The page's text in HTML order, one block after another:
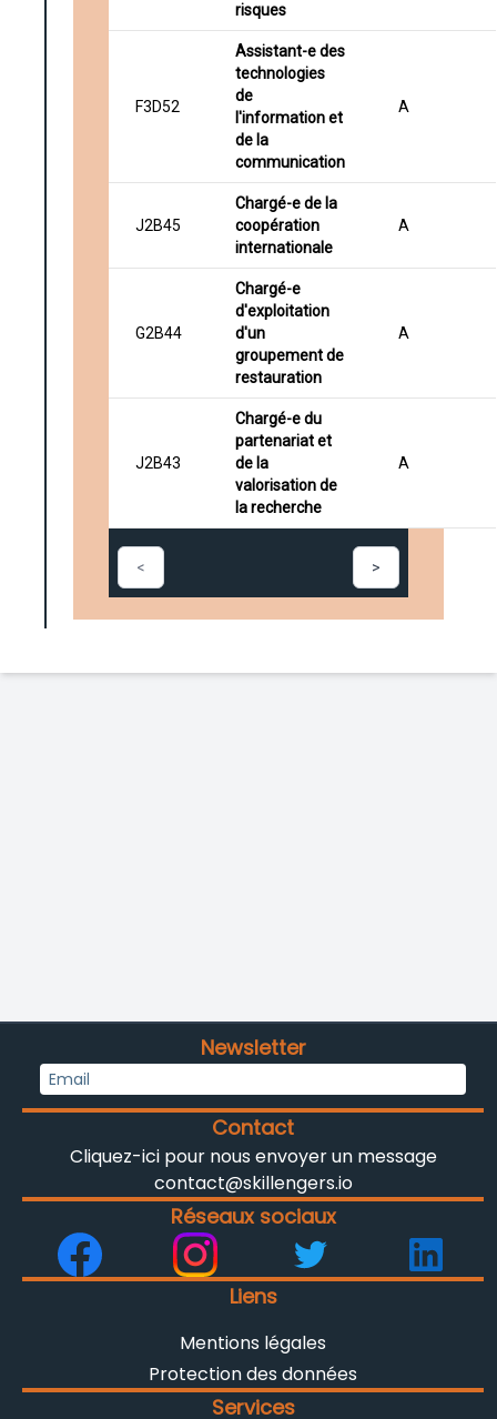
risques
F3D52
Assistant-e des
technologies
de
l'information et
de la
communication
A
J2B45
Chargé-e de la
coopération
internationale
A
G2B44
Chargé-e
d'exploitation
d'un
groupement de
restauration
A
J2B43
Chargé-e du
partenariat et
de la
valorisation de
la recherche
A
< >
Services
Liens
Mentions légales
Protection des données
Réseaux sociaux
Contact
Cliquez-ici pour nous envoyer un message
contact@skillengers.io
Newsletter